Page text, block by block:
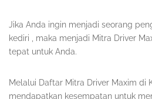
Jika Anda ingin menjadi seorang
kediri , maka menjadi Mitra Driver
tepat untuk Anda.
Melalui Daftar Mitra Driver Maxim di
mendapatkan kesempatan untuk